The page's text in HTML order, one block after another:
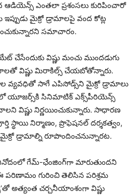
ఆడియెన్స్ ఎంతలా ప్రశంసలు కురిపించారో
ఇప్పుడు మైక్రో డ్రామాలపై వంద కోట్ల
సమాచారం.
చేసేందుకు విష్ణు మంచు ముందడుగు
విష్ణు మిరాకిల్స్ చేయబోతోన్నారు.
వ్యవధితో సాగే ఎపిసోడ్స్‌ని మైక్రో డ్రామాలు
యూజర్స్‌కి సినిమాటిక్ ఎక్స్‌పీరియెన్స్
విష్ణు నిర్ణయించుకున్నారు. సాధారణ
స్థాయి నిర్మాణం, ప్రొఫెషనల్ దర్శకత్వం,
డ్రామాల్ని రూపొందించనున్నారట.
గేమ్-ఛేంజింగ్‌గా మారుతుందని
పరిణామం గురించి తెలిసిన పరిశ్రమ
అత్యంత చర్చనీయాంశంగా విష్ణు